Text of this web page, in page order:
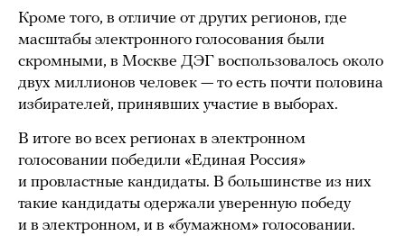
Кроме того, в отличие от других регионов, где
масштабы электронного голосования были
скромными, в Москве ДЭГ воспользовалось около
двух миллионов человек — то есть почти половина
избирателей, принявших участие в выборах.
В итоге во всех регионах в электронном
голосовании победили «Единая Россия»
и провластные кандидаты. В большинстве из них
такие кандидаты одержали уверенную победу
и в электронном, и в «бумажном» голосовании.